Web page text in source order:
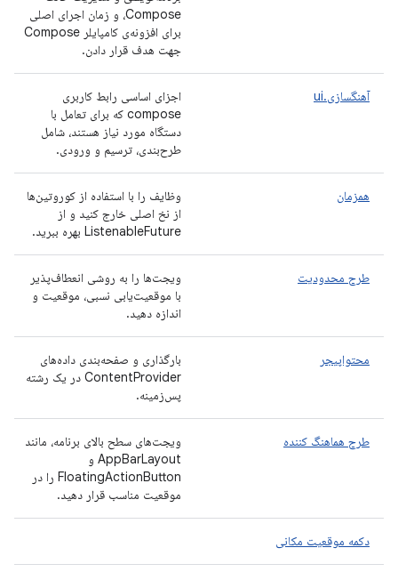
Compose، و زمان اجرای اصلی
برای افزونه‌ی کامپایلر Compose
جهت هدف قرار دادن.
آهنگسازی.ui
اجزای اساسی رابط کاربری
compose که برای تعامل با
دستگاه مورد نیاز هستند، شامل
طرح‌بندی، ترسیم و ورودی.
همزمان
وظایف را با استفاده از کوروتین‌ها
از نخ اصلی خارج کنید و از
ListenableFuture بهره ببرید.
طرح محدودیت
ویجت‌ها را به روشی انعطاف‌پذیر
با موقعیت‌یابی نسبی، موقعیت و
اندازه دهید.
محتواپیجر
بارگذاری و صفحه‌بندی داده‌های
ContentProvider در یک رشته
پس‌زمینه.
طرح هماهنگ کننده
ویجت‌های سطح بالای برنامه، مانند
AppBarLayout و
FloatingActionButton را در
موقعیت مناسب قرار دهید.
دکمه موقعیت مکانی